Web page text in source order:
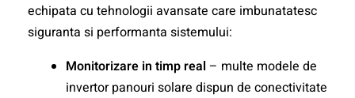
echipata cu tehnologii avansate care imbunatatesc
siguranta si performanta sistemului:
Monitorizare in timp real – multe modele de
invertor panouri solare dispun de conectivitate